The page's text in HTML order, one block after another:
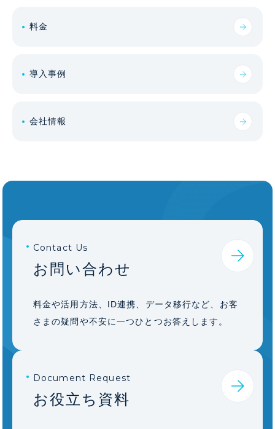
料金
導入事例
会社情報
Contact Us
お問い合わせ
料金や活用方法、ID連携、データ移行など、お客
さまの疑問や不安に一つひとつお答えします。
Document Request
お役立ち資料